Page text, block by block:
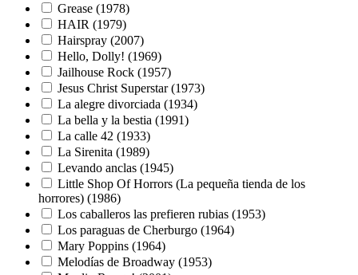
Grease (1978)
HAIR (1979)
Hairspray (2007)
Hello, Dolly! (1969)
Jailhouse Rock (1957)
Jesus Christ Superstar (1973)
La alegre divorciada (1934)
La bella y la bestia (1991)
La calle 42 (1933)
La Sirenita (1989)
Levando anclas (1945)
Little Shop Of Horrors (La pequeña tienda de los
horrores) (1986)
Los caballeros las prefieren rubias (1953)
Los paraguas de Cherburgo (1964)
Mary Poppins (1964)
Melodías de Broadway (1953)